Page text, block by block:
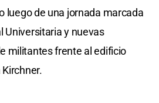
luego de una jornada marcada
Universitaria y nuevas
militantes frente al edificio